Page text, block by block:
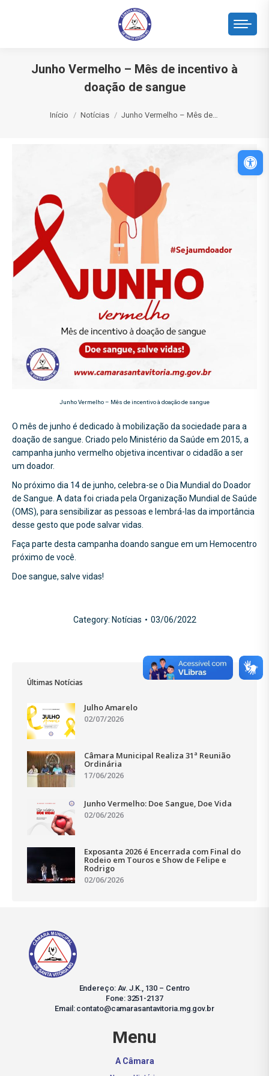
Junho Vermelho – Mês de incentivo à
doação de sangue
Início Notícias Junho Vermelho – Mês de…
Junho Vermelho – Mês de incentivo à doação de sangue
O mês de junho é dedicado à mobilização da sociedade para a
doação de sangue. Criado pelo Ministério da Saúde em 2015, a
campanha junho vermelho objetiva incentivar o cidadão a ser
um doador.
No próximo dia 14 de junho, celebra-se o Dia Mundial do Doador
de Sangue. A data foi criada pela Organização Mundial de Saúde
(OMS), para sensibilizar as pessoas e lembrá-las da importância
desse gesto que pode salvar vidas.
Faça parte desta campanha doando sangue em um Hemocentro
próximo de você.
Doe sangue, salve vidas!
Category: Notícias 03/06/2022
Últimas Notícias
Julho Amarelo
02/07/2026
Câmara Municipal Realiza 31ª Reunião
Ordinária
17/06/2026
Junho Vermelho: Doe Sangue, Doe Vida
02/06/2026
Exposanta 2026 é Encerrada com Final do
Rodeio em Touros e Show de Felipe e
Rodrigo
02/06/2026
Endereço: Av. J.K., 130 – Centro
Fone: 3251-2137
Email: contato@camarasantavitoria.mg.gov.br
Menu
A Câmara